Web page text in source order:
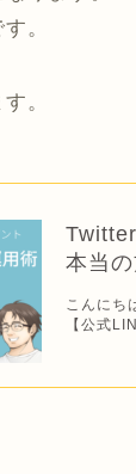
。
。
本当
こんにち
【公式